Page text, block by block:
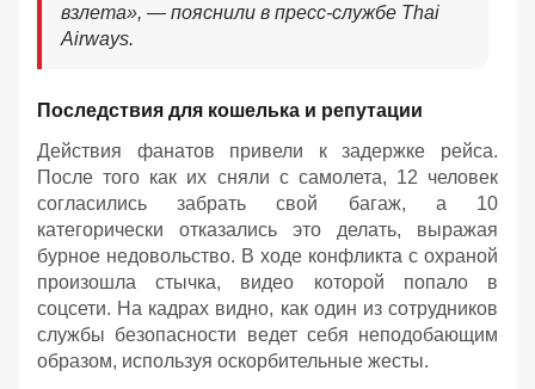
взлета», — пояснили в пресс-службе Thai
Airways.
Последствия для кошелька и репутации
Действия фанатов привели к задержке рейса.
После того как их сняли с самолета, 12 человек
согласились забрать свой багаж, а 10
категорически отказались это делать, выражая
бурное недовольство. В ходе конфликта с охраной
произошла стычка, видео которой попало в
соцсети. На кадрах видно, как один из сотрудников
службы безопасности ведет себя неподобающим
образом, используя оскорбительные жесты.